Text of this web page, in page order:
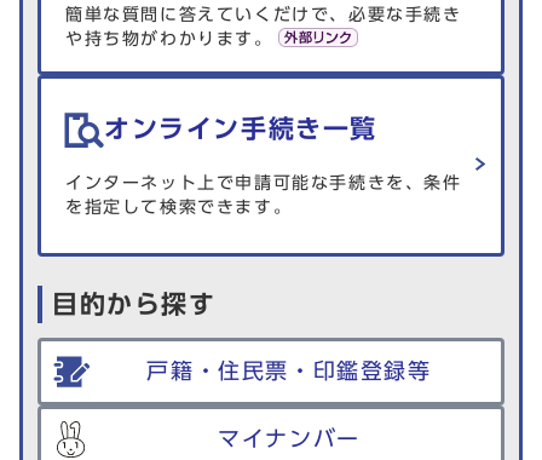
簡単な質問に答えていくだけで、必要な手続き
や持ち物がわかります。
オンライン手続き一覧
インターネット上で申請可能な手続きを、条件
を指定して検索できます。
目的から探す
戸籍・住民票・印鑑登録等
マイナンバー